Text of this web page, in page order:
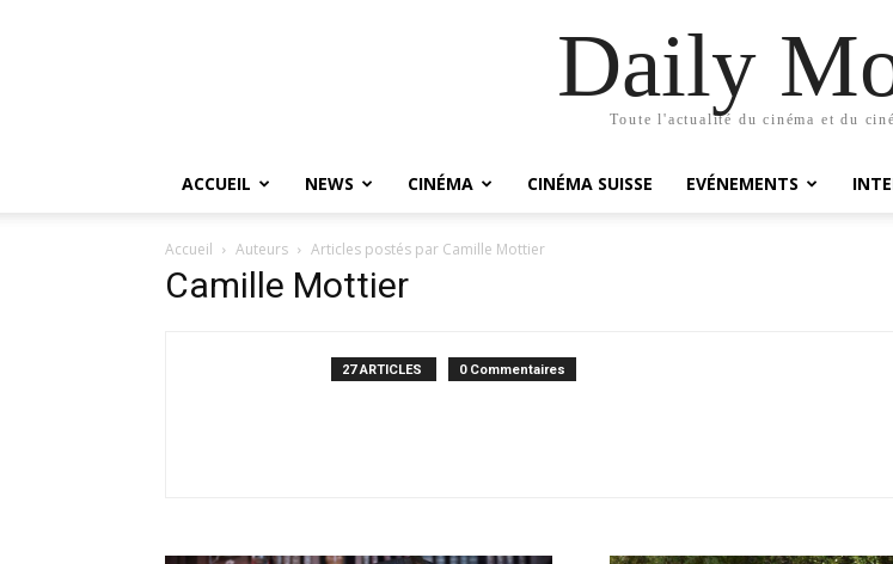
Daily
Toute l'actualité du cinéma et du
ACCUEIL NEWS CINÉMA CINÉMA SUISSE EVÉNEMENTS
Accueil Auteurs Articles postés par Camille Mottier
Camille Mottier
27 ARTICLES 0 Commentaires